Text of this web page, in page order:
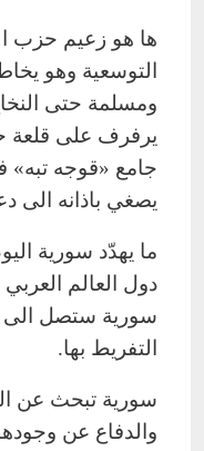
التوسعية وهو
ومسلمة حتى
يرفرف على قلعة
جامع «قوجه تبه»
يصغي باذانه الى
ما يهدّد سورية
دول العالم
سورية ستصل الى
التفريط بها.
سورية تبحث عن
والدفاع عن